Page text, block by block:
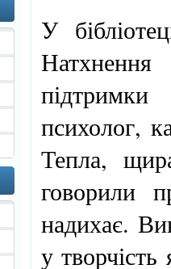
У
психолог,
Тепла,
говорили
надихає.
у